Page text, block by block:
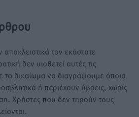
τον εκάστοτε
δεν υιοθετεί αυτές τις
το δικαίωμα να διαγράψουμε όποια
ή περιέχουν ύβρεις, χωρίς
Χρήστες που δεν τηρούν τους